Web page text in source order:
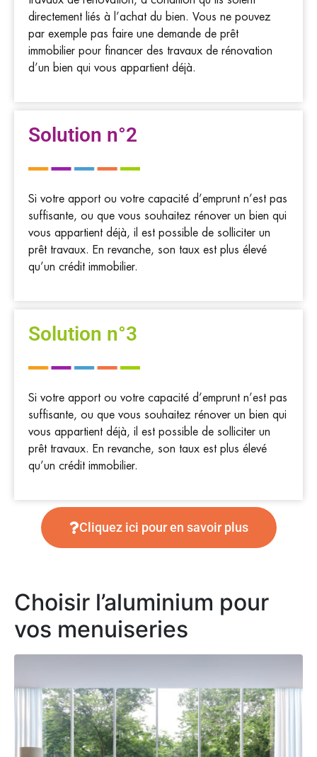
directement liés à l’achat du bien. Vous ne pouvez
par exemple pas faire une demande de prêt
immobilier pour financer des travaux de rénovation
d’un bien qui vous appartient déjà.
Solution n°2
Si votre apport ou votre capacité d’emprunt n’est pas
suffisante, ou que vous souhaitez rénover un bien qui
vous appartient déjà, il est possible de solliciter un
prêt travaux. En revanche, son taux est plus élevé
qu’un crédit immobilier.
Solution n°3
Si votre apport ou votre capacité d’emprunt n’est pas
suffisante, ou que vous souhaitez rénover un bien qui
vous appartient déjà, il est possible de solliciter un
prêt travaux. En revanche, son taux est plus élevé
qu’un crédit immobilier.
Cliquez ici pour en savoir plus
Choisir l’aluminium pour
vos menuiseries